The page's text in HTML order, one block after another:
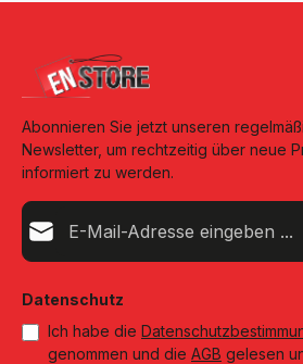
Abonnieren Sie jetzt unseren
Newsletter, um rechtzeitig über neue
informiert zu werden.
E-Mail-Adresse*
Datenschutz
Ich habe die
genommen und die AGB gelesen